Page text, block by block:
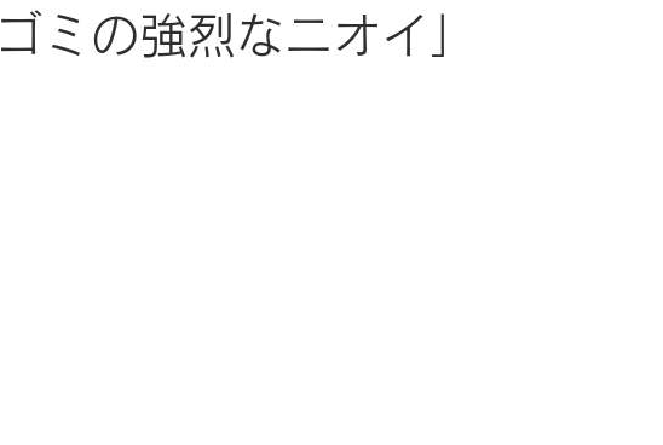
ゴミの強烈なニオイ」